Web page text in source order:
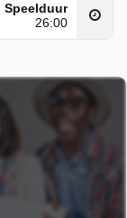
Speelduur
26:00